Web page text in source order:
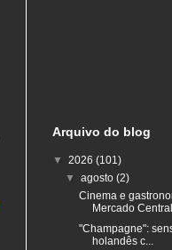
Arquivo do blog
▼ 2026 (101)
▼agosto(2)
Cinema e
Mercado
"Champagne":
holandês c...